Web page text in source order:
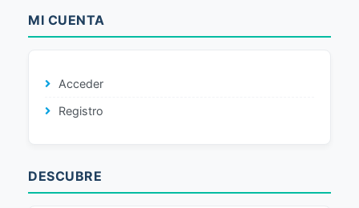
MI CUENTA
Acceder
Registro
DESCUBRE